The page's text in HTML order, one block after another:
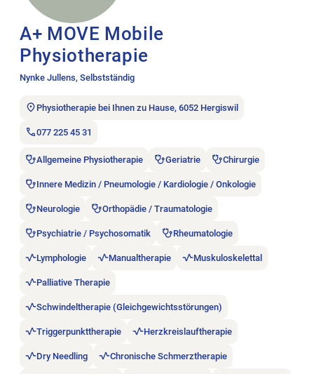
A+ MOVE Mobile
Physiotherapie
Nynke Jullens, Selbstständig
Physiotherapie bei Ihnen zu Hause, 6052 Hergiswil
077 225 45 31
Allgemeine Physiotherapie Geriatrie Chirurgie
Innere Medizin / Pneumologie / Kardiologie / Onkologie
Neurologie Orthopädie / Traumatologie
Psychiatrie / Psychosomatik Rheumatologie
Lymphologie Manualtherapie Muskuloskelettal
Palliative Therapie
Schwindeltherapie (Gleichgewichtsstörungen)
Triggerpunkttherapie Herzkreislauftherapie
Dry Needling Chronische Schmerztherapie